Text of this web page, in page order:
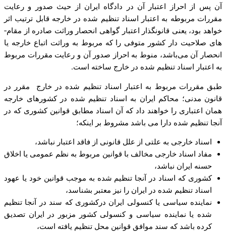
آن پس از احراز اعتبار آن در دادگاه ایران از‌ حیث صدور و رعایت
مقررات مربوطه به اعتبار اسناد تنظیم شده در خارجه قابل ترتیب اثر
خواهد بود، یعنی قانونگذار اعتبار گواهی انحصار وراثت صادره از مقام­
های صلاحیت دار کشور متوفی را که مربوط به وراثت اتباع خارجه یا
انحصار آن می‌باشد، منوط به احراز صدور آن و رعایت مقررات مربوط
به اعتبار اسناد تنظیم شده در خارج ساخته است.
طبق مقررات مربوط به اعتبار اسناد تنظیم شده در خارج مقرر در
قانون مدنی؛ محاکم ایران به اسناد تنظیم شده در کشورهای خارجه
همان اعتباری را خواهند داد که آن اسناد مطابق قوانین کشوری که در
آنجا تنظیم شده دارا می‌ باشد مشروط بر اینکه؛
اسناد خارجی به علتی از علل قانونی از فاقد اعتبار نباشد،
مفاد اسناد خارجی مخالف با قوانین مربوط به نظم عمومی یا اخلاق
حسنه ایران نباشد،
کشوری که اسناد در آنجا تنظیم شده به موجب قوانین خود یا عهود
اسناد تنظیم شده در ایران را نیز معتبر بشناسد،
نماینده سیاسی یا کنسولی ایران درکشوری که سند در آنجا تنظیم
شده یا نماینده سیاسی و کنسولی کشور مزبور در ایران تصدیق
کرده باشد که سند موافق قوانین محل تنظیم یافته است،